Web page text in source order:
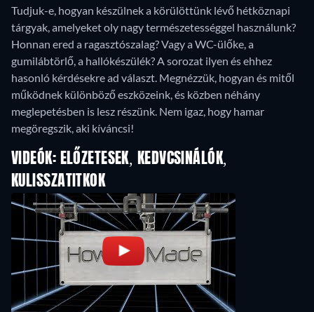
Tudjuk-e, hogyan készülnek a körülöttünk lévő hétköznapi
tárgyak, amelyeket oly nagy természetességgel használunk?
Honnan ered a ragasztószalag? Vagy a WC-ülőke, a
gumilábtörlő, a hallókészülék? A sorozat ilyen és ehhez
hasonló kérdésekre ad választ. Megnézzük, hogyan és mitől
működnek különböző eszközeink, és közben néhány
meglepetésben is lesz részünk. Nem igaz, hogy hamar
megöregszik, aki kíváncsi!
VIDEÓK: ELŐZETESEK, KEDVCSINÁLÓK,
KULISSZATITKOK